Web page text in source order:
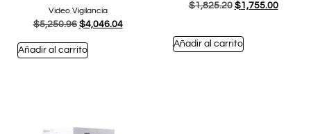
Video Vigilancia
$5,250.96 $4,046.04
Añadir al carrito
$1,825.20 $1,755.00
Añadir al carrito